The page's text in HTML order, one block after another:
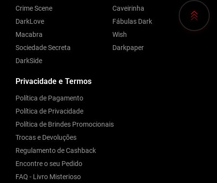
Privacidade e Termos
Política de Pagamento
Política de Privacidade
Política de Brindes Promocionais
Trocas e Devoluções
Regulamento de Cashback
Encontre o seu Pedido
FAQ - Livro Misterioso
Crime Scene
DarkLove
Macabra
Sociedade Secreta
DarkSide
Caveirinha
Fábulas Dark
Wish
Darkpaper